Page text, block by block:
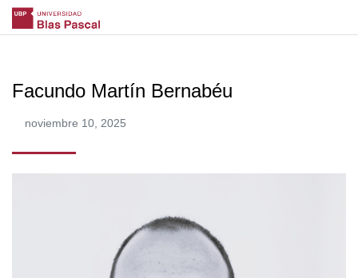
Facundo Martín Bernabéu
noviembre 10, 2025